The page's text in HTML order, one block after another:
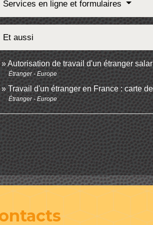
Services en ligne et formulaires
Et aussi
Autorisation de travail d'un étranger
Étranger - Europe
Travail d'un étranger en France : carte
Étranger - Europe